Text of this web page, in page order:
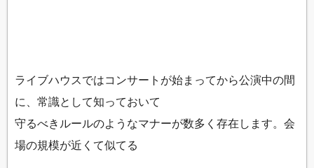
ライブハウスではコンサートが始まってから公演中の間
に、常識として知っておいて
守るべきルールのようなマナーが数多く存在します。会
場の規模が近くて似てる